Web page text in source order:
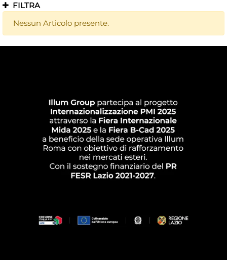
FILTRA
Nessun Articolo presente.